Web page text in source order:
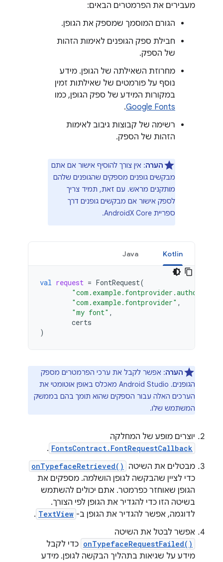
מעבירים את הפרמטרים הבאים:
הגורם המוסמך שמספק את הגופן.
חבילת ספק הגופנים לאימות הזהות
של הספק.
מחרוזת השאילתה של הגופן. מידע
נוסף על פורמטים של שאילתות זמין
במקורות המידע של ספק הגופן, כמו
Google Fonts
.
רשימה של קבוצות גיבוב לאימות
הזהות של הספק.
הערה: אין צורך להוסיף אישור אם אתם
מבקשים גופנים מספקים שהגופנים שלהם
מותקנים מראש. עם זאת, תמיד צריך
לספק אישור אם מבקשים גופנים דרך
ספריית AndroidX Core.
Kotlin
Java
val request = FontRequest(
"com.example.fontprovider.authority"
"com.example.fontprovider" ,
"my font" ,
certs
)
הערה: אפשר לקבל את ערכי הפרמטרים מספק
הגופנים. ‫Android Studio מאכלס באופן אוטומטי את
הערכים האלה עבור הספקים שהוא תומך בהם בממשק
המשתמש שלו.
יוצרים מופע של המחלקה
FontsContract.FontRequestCallback
.
מבטלים את השיטה
onTypefaceRetrieved()
כדי לציין שהבקשה לגופן הושלמה. מספקים את
הגופן שאוחזר כפרמטר. אתם יכולים להשתמש
בשיטה הזו כדי להגדיר את הגופן לפי הצורך.
לדוגמה, אפשר להגדיר את הגופן ב- TextView
.
אפשר לבטל את השיטה
onTypefaceRequestFailed() כדי לקבל
מידע על שגיאות בתהליך הבקשה לגופן. מידע